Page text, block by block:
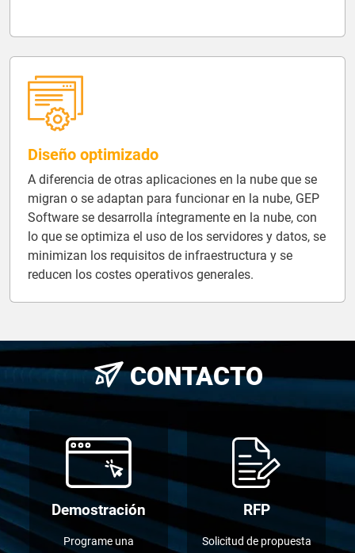
Diseño optimizado
A diferencia de otras aplicaciones en la nube que se
migran o se adaptan para funcionar en la nube, GEP
Software se desarrolla íntegramente en la nube, con
lo que se optimiza el uso de los servidores y datos, se
minimizan los requisitos de infraestructura y se
reducen los costes operativos generales.
CONTACTO
Demostración
Programe una
RFP
Solicitud de propuesta